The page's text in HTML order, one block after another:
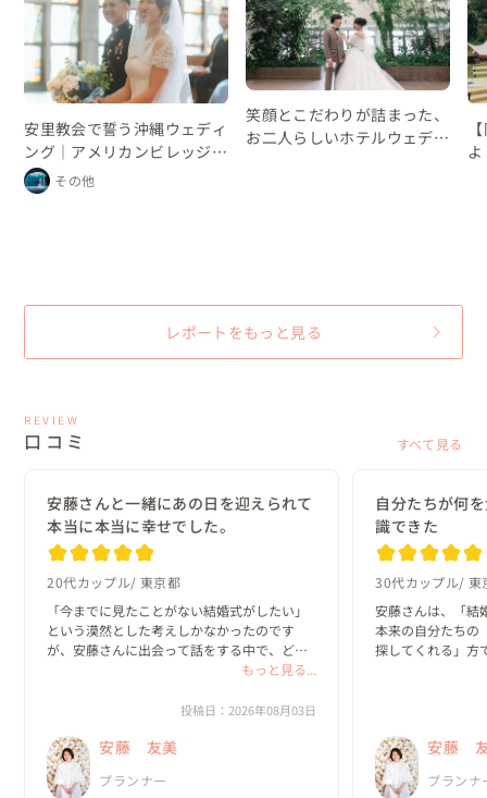
安里教会で誓う沖縄ウェディ
ング｜アメリカンビレッジの
レストランパーティー
その他
笑顔とこだわりが詰まった、
お二人らしいホテルウェディ
レポートをもっと見る
REVIEW
口コミ すべて見る
安藤さんと一緒にあの日を迎えられて
本当に本当に幸せでした。
20代カップル 東京都
「今までに見たことがない結婚式がしたい」
という漠然とした考えしかなかったのです
が、安藤さんに出会って話をする中で、どん
な一日にしたいのか？がどんどん具体的にな
ったことを、安藤さんは「何として...
もっと見る...
投稿日：2026年08月03日
安藤 友美
プランナー
自分たちが何
識できた
30代カップル 東
安藤さんは、「結
本来の自分たちの
探してくれる」方
新郎・新婦に招待
の、ほと...
安藤
プランナ